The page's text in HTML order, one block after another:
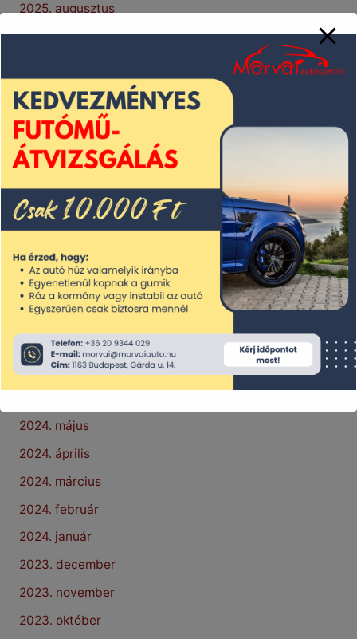
2025. augusztus
2025. július
2025. május
2025. április
2025. március
2025. január
2024. december
2024. november
2024. október
2024. szeptember
2024. augusztus
2024. július
2024. május
2024. április
2024. március
2024. február
2024. január
2023. december
2023. november
2023. október